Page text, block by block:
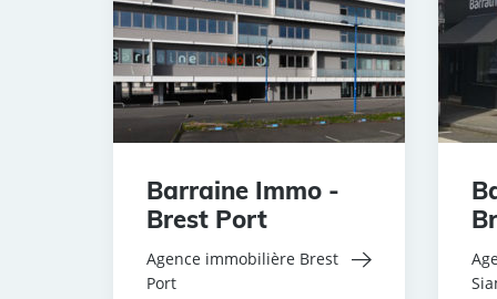
Barraine Immo -
Brest Port
Agence immobilière Brest
Port